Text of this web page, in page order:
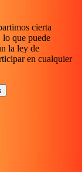
cierta
que puede
la ley de
en cualquier